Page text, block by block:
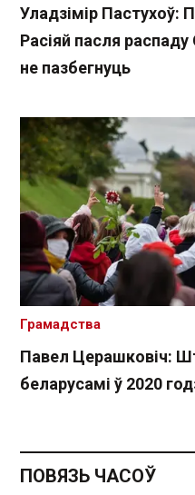
Уладзімір Пастухоў:
Расіяй пасля
не пазбегнуць
Павел Церашковіч:
беларусамі ў 2020
Грамадства
ПОВЯЗЬ ЧАСОЎ